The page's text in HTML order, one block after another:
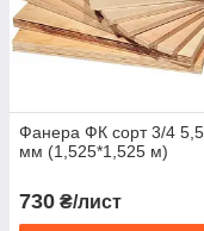
Фанера ФК сорт 3/4 5,5
мм (1,525*1,525 м)
730 ₴/лист